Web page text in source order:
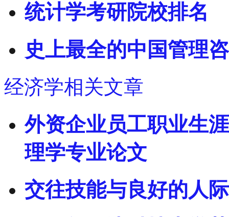
统计学考研院校排名
史上最全的中国管理
经济学相关文章
外资企业员工职业生
理学专业论文
交往技能与良好的人